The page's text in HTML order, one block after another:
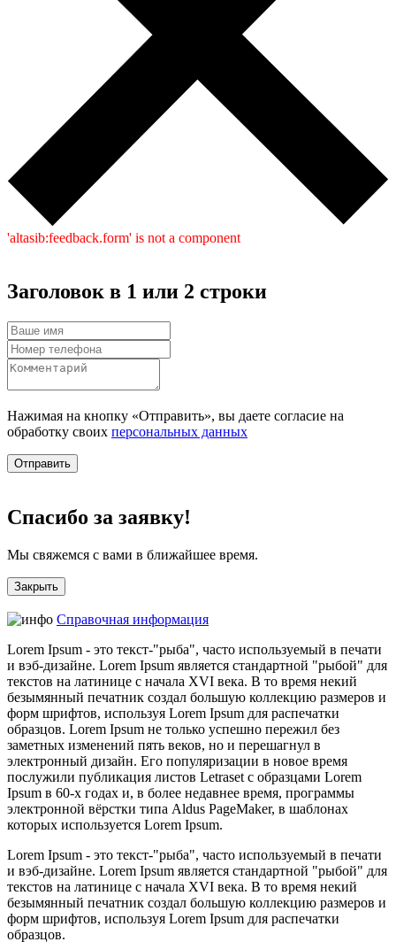
'altasib:feedback.form' is not a component
Заголовок в 1 или 2 строки
Нажимая на кнопку «Отправить», вы даете согласие на
обработку своих персональных данных
Отправить
Спасибо за заявку!
Мы свяжемся с вами в ближайшее время.
Закрыть
Справочная информация
Lorem Ipsum - это текст-"рыба", часто используемый в печати
и вэб-дизайне. Lorem Ipsum является стандартной "рыбой" для
текстов на латинице с начала XVI века. В то время некий
безымянный печатник создал большую коллекцию размеров и
форм шрифтов, используя Lorem Ipsum для распечатки
образцов. Lorem Ipsum не только успешно пережил без
заметных изменений пять веков, но и перешагнул в
электронный дизайн. Его популяризации в новое время
послужили публикация листов Letraset с образцами Lorem
Ipsum в 60-х годах и, в более недавнее время, программы
электронной вёрстки типа Aldus PageMaker, в шаблонах
которых используется Lorem Ipsum.
Lorem Ipsum - это текст-"рыба", часто используемый в печати
и вэб-дизайне. Lorem Ipsum является стандартной "рыбой" для
текстов на латинице с начала XVI века. В то время некий
безымянный печатник создал большую коллекцию размеров и
форм шрифтов, используя Lorem Ipsum для распечатки
образцов.